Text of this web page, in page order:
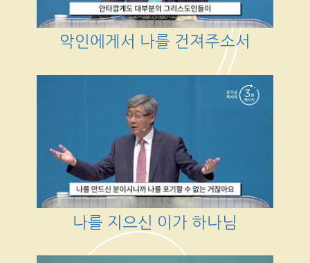
악인에게서 나를 건져주소서
나를 지으신 이가 하나님